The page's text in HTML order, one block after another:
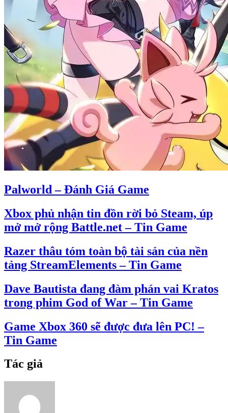
Palworld – Đánh Giá Game
Xbox phủ nhận tin đồn rời bỏ Steam, úp
mở mở rộng Battle.net – Tin Game
Razer thâu tóm toàn bộ tài sản của nền
tảng StreamElements – Tin Game
Dave Bautista đang đàm phán vai Kratos
trong phim God of War – Tin Game
Game Xbox 360 sẽ được đưa lên PC! –
Tin Game
Tác giả